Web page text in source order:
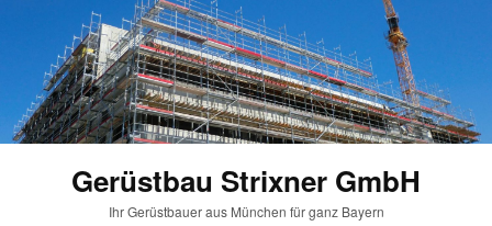
Gerüstbau Strixner GmbH
Ihr Gerüstbauer aus München für ganz Bayern